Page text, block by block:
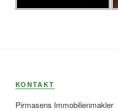
KONTAKT
Pirmasens Immobilienmakler